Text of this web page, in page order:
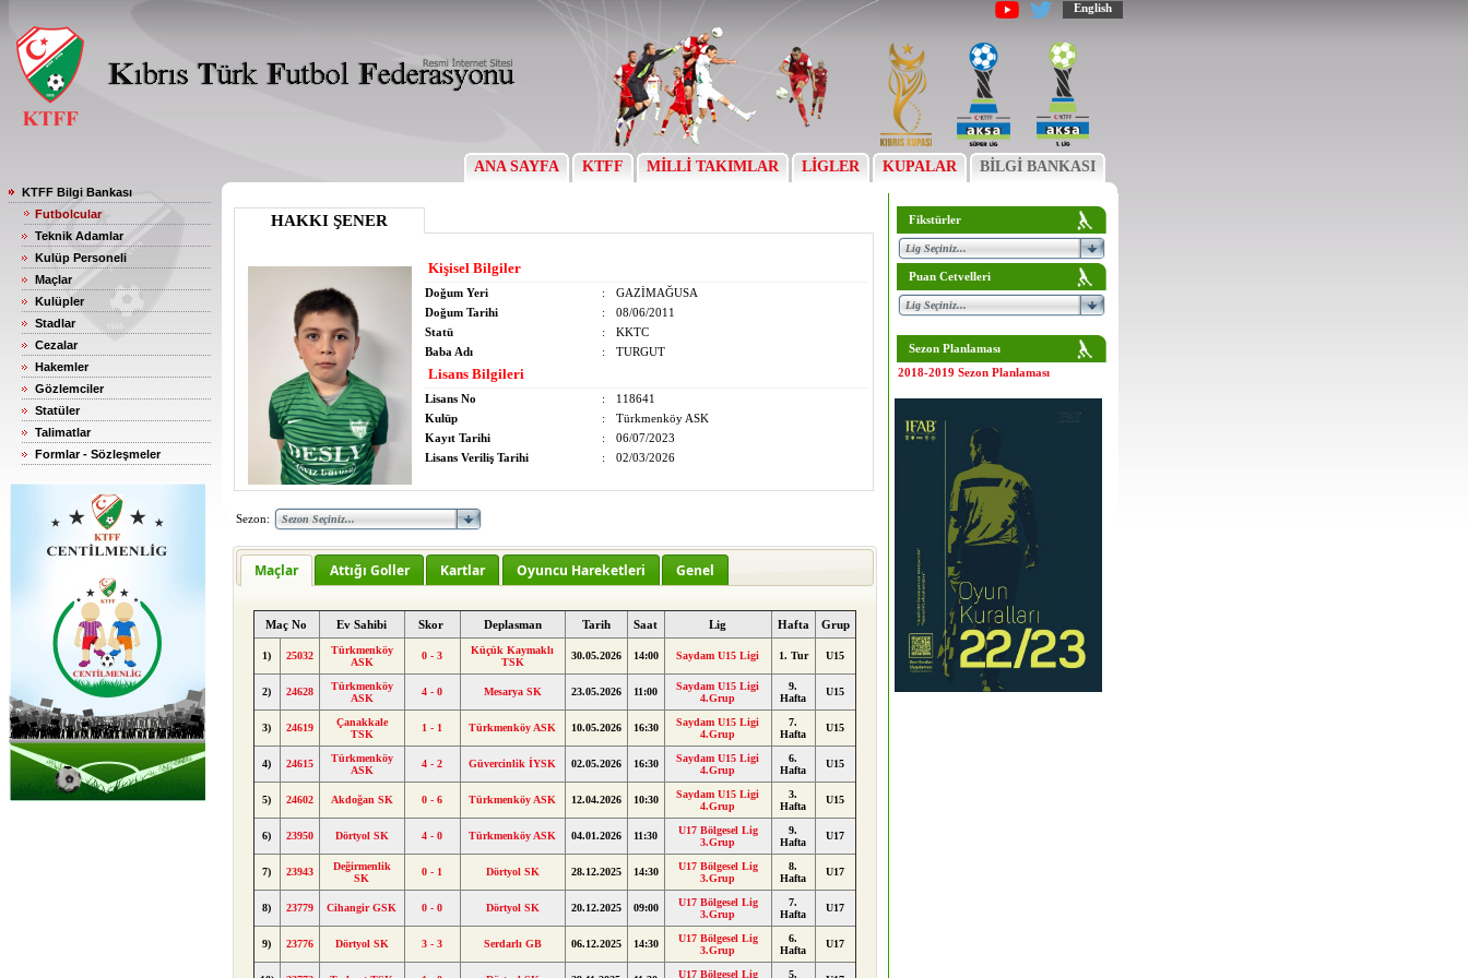
English
ANA SAYFA KTFF MİLLİ TAKIMLAR LİGLER KUPALAR BİLGİ BANKASI
KTFF Bilgi Bankası
Futbolcular
Teknik Adamlar
Kulüp Personeli
Maçlar
Kulüpler
Stadlar
Cezalar
Hakemler
Gözlemciler
Statüler
Talimatlar
Formlar - Sözleşmeler
HAKKI ŞENER
Kişisel Bilgiler
Doğum Yeri :
GAZİMAĞUSA
Doğum Tarihi
:
08/06/2011
Statü
:
KKTC
Baba Adı
: TURGUT
Lisans Bilgileri
Lisans No :
118641
Kulüp
:
Türkmenköy ASK
Kayıt Tarihi
:
06/07/2023
Lisans Veriliş Tarihi
: 02/03/2026
Sezon:
Maçlar Attığı Goller Kartlar Oyuncu Hareketleri Genel
Maç No Ev Sahibi Skor Deplasman Tarih Saat Lig Hafta Grup
1) 25032
Türkmenköy
ASK
0 - 3
Küçük Kaymaklı
TSK
30.05.2026 14:00 Saydam U15 Ligi 1. Tur U15
2) 24628
Türkmenköy
ASK
4 - 0 Mesarya SK 23.05.2026 11:00
Saydam U15 Ligi
4.Grup
9.
Hafta
U15
3) 24619
Çanakkale
TSK
1 - 1 Türkmenköy ASK 10.05.2026 16:30
Saydam U15 Ligi
4.Grup
7.
Hafta
U15
4) 24615
Türkmenköy
ASK
4 - 2 Güvercinlik İYSK 02.05.2026 16:30
Saydam U15 Ligi
4.Grup
6.
Hafta
U15
5) 24602 Akdoğan SK 0 - 6 Türkmenköy ASK 12.04.2026 10:30
Saydam U15 Ligi
4.Grup
3.
Hafta
U15
6) 23950 Dörtyol SK 4 - 0 Türkmenköy ASK 04.01.2026 11:30
U17 Bölgesel Lig
3.Grup
9.
Hafta
U17
7) 23943
Değirmenlik
SK
0 - 1 Dörtyol SK 28.12.2025 14:30
U17 Bölgesel Lig
3.Grup
8.
Hafta
U17
8) 23779 Cihangir GSK 0 - 0 Dörtyol SK 20.12.2025 09:00
U17 Bölgesel Lig
3.Grup
7.
Hafta
U17
9) 23776 Dörtyol SK 3 - 3 Serdarlı GB 06.12.2025 14:30
U17 Bölgesel Lig
3.Grup
6.
Hafta
U17
U17 Bölgesel Lig 5.
Fikstürler
Puan Cetvelleri
Sezon Planlaması
2018-2019 Sezon Planlaması